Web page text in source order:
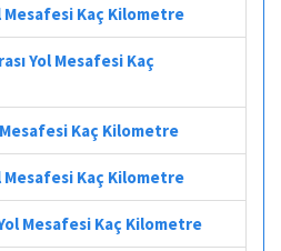
Mesafesi Kaç Kilometre
Yol Mesafesi Kaç
Mesafesi Kaç Kilometre
Mesafesi Kaç Kilometre
Mesafesi Kaç Kilometre